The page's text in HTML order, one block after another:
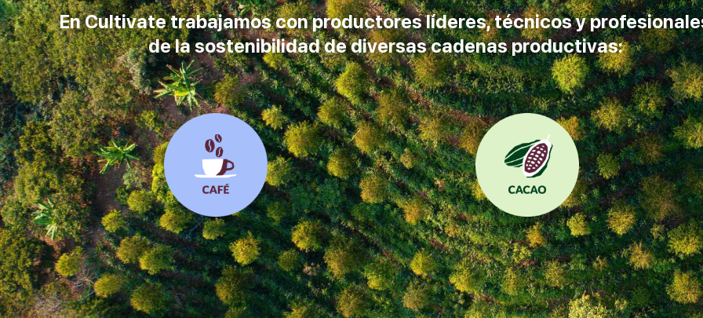
En Cultivate trabajamos con productores líderes, técnicos y
de la sostenibilidad de diversas cadenas productivas: